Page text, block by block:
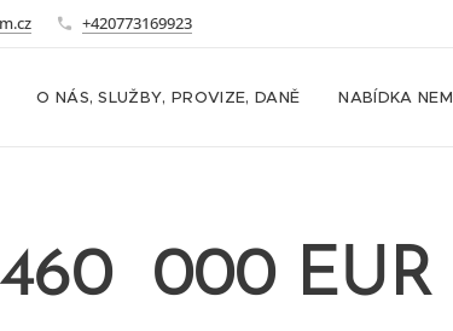
+420773169923
O NÁS, SLUŽBY, PROVIZE, DANĚ NABÍDKA
000 EUR